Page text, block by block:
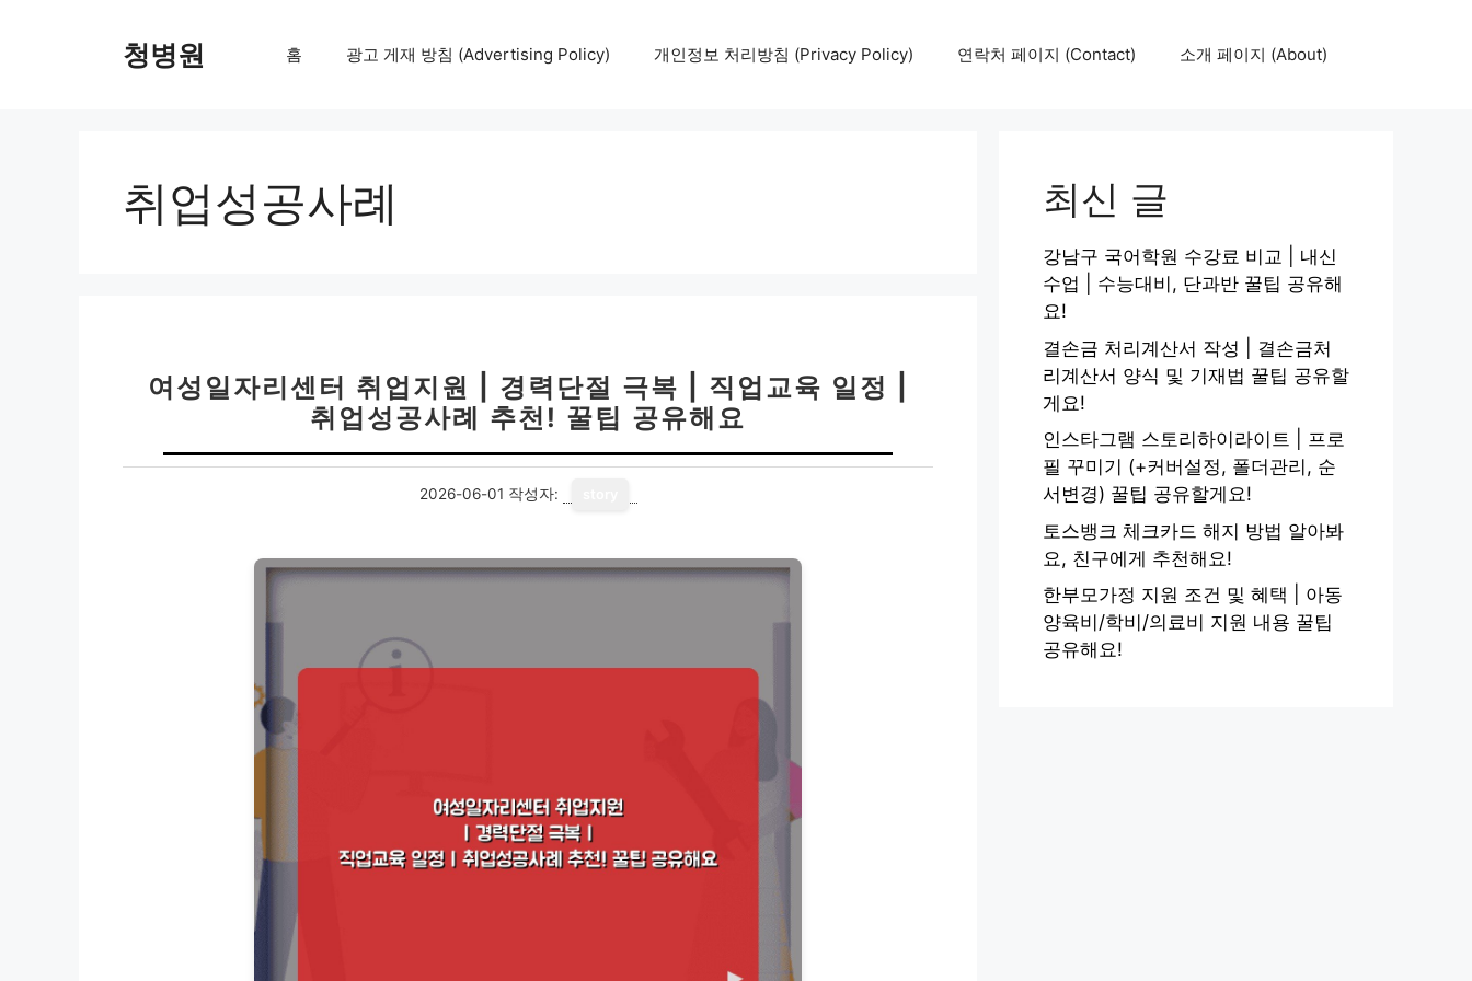
청병원 홈 광고 게재 방침 (Advertising Policy) 개인정보 처리방침 (Privacy Policy) 연락처 페이지 (Contact) 소개 페이지 (About)
취업성공사례
여성일자리센터 취업지원 | 경력단절 극복 | 직업교육 일정 |
취업성공사례 추천! 꿀팁 공유해요
2026-06-01 작성자:
최신 글
강남구 국어학원 수강료 비교 | 내신
수업 | 수능대비, 단과반 꿀팁 공유해
요!
결손금 처리계산서 작성 | 결손금처
리계산서 양식 및 기재법 꿀팁 공유할
게요!
인스타그램 스토리하이라이트 | 프로
필 꾸미기 (+커버설정, 폴더관리, 순
서변경) 꿀팁 공유할게요!
토스뱅크 체크카드 해지 방법 알아봐
요, 친구에게 추천해요!
한부모가정 지원 조건 및 혜택 | 아동
양육비/학비/의료비 지원 내용 꿀팁
공유해요!